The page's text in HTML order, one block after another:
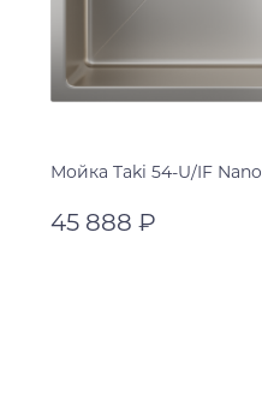
Мойка Taki 54-U/IF Nano
45 888 ₽